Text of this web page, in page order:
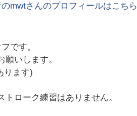
のmwtさんのプロフィールはこちら
です。
いします。
ります)
ローク練習はありません。